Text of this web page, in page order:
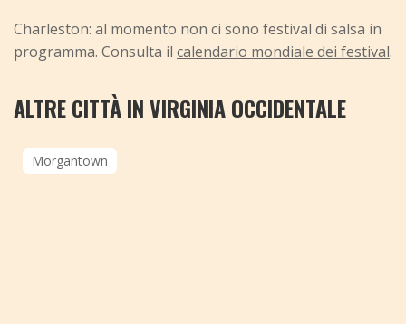
Charleston: al momento non ci sono festival di salsa in
programma. Consulta il calendario mondiale dei festival.
ALTRE CITTÀ IN VIRGINIA OCCIDENTALE
Morgantown